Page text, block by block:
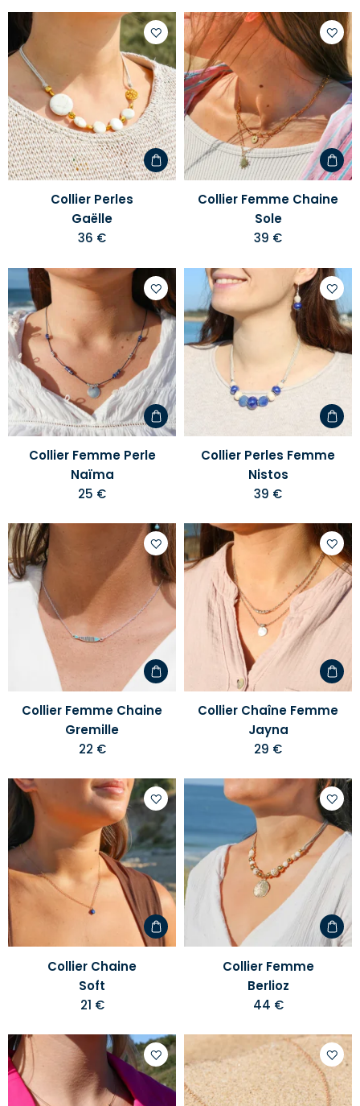
Ajouter
à
votre
liste
d'envies
Collier Perles
Gaëlle
36 €
à
votre
liste
Collier Femme Chaine
Sole
39 €
Ajouter
à
votre
liste
d'envies
Collier Femme Perle
Naïma
25 €
à
votre
liste
Collier Perles Femme
Nistos
39 €
Ajouter
à
votre
d'envies
Collier Femme Chaine
Gremille
22 €
à
votre
liste
Collier Chaîne Femme
Jayna
29 €
Ajouter
à
votre
liste
d'envies
Collier Chaine
Soft
21 €
à
votre
liste
Collier Femme
Berlioz
44 €
Ajouter
à